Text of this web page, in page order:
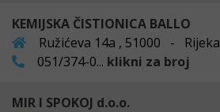
KEMIJSKA ČISTIONICA BALLO
Ružićeva 14a , 51000 - Rijeka
051/374-0... klikni za broj
MIR I SPOKOJ d.o.o.